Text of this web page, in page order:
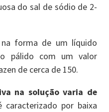
do sal de sódio de 2-
forma de um líquido
pálido com um valor
de cerca de 150.
na solução varia de
caracterizado por baixa